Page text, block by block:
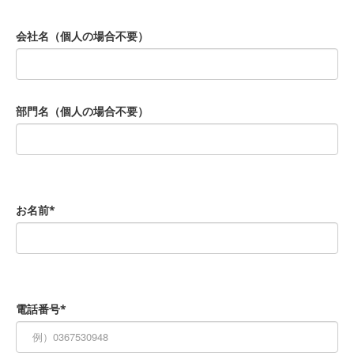
会社名（個人の場合不要）
部門名（個人の場合不要）
お名前*
電話番号*